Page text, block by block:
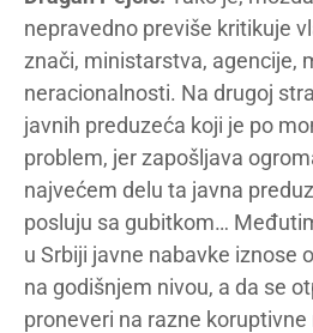
nepravedno previše kritikuje
znači, ministarstva, agencije,
neracionalnosti. Na drugoj
javnih preduzeća koji je po
problem, jer zapošljava
najvećem delu ta javna
posluju sa gubitkom…
u Srbiji javne nabavke iznose
na godišnjem nivou, a da se
proneveri na razne